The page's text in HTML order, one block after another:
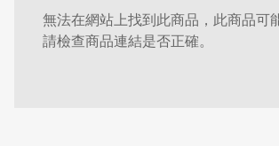
無法在網站上找到此商品，此商品可
請檢查商品連結是否正確。